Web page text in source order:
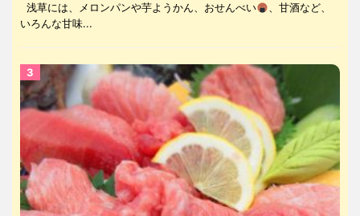
浅草には、メロンパンや芋ようかん、おせんべい
、甘酒など、
いろんな甘味...